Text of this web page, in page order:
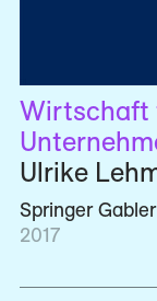
Wirtschaft
Ulrike
Springer Gabler
2017